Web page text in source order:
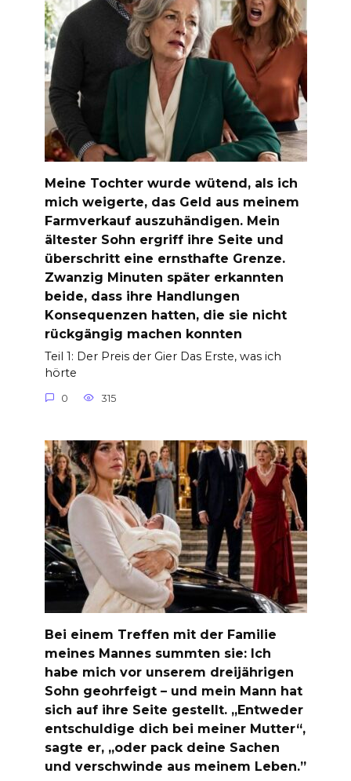
Meine Tochter wurde wütend, als ich
mich weigerte, das Geld aus meinem
Farmverkauf auszuhändigen. Mein
ältester Sohn ergriff ihre Seite und
überschritt eine ernsthafte Grenze.
Zwanzig Minuten später erkannten
beide, dass ihre Handlungen
Konsequenzen hatten, die sie nicht
rückgängig machen konnten
Teil 1: Der Preis der Gier Das Erste, was ich
hörte
0 315
Bei einem Treffen mit der Familie
meines Mannes summten sie: Ich
habe mich vor unserem dreijährigen
Sohn geohrfeigt – und mein Mann hat
sich auf ihre Seite gestellt. „Entweder
entschuldige dich bei meiner Mutter“,
sagte er, „oder pack deine Sachen
und verschwinde aus meinem Leben.”